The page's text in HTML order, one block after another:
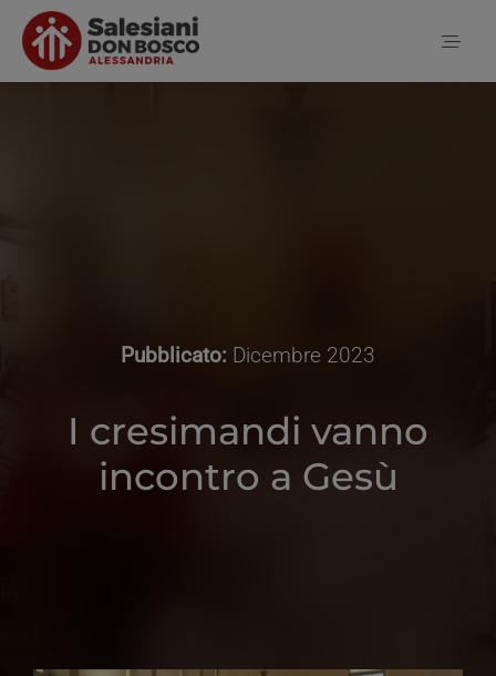
Salta
contenuto
Pubblicato: Dicembre 2023
I cresimandi vanno
incontro a Gesù